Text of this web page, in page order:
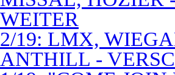
WEITER
2/19: LMX,
ANTHILL -